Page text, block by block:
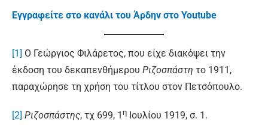
Εγγραφείτε στο κανάλι του Άρδην στο Youtube
[1] Ο Γεώργιος Φιλάρετος, που είχε διακόψει την
έκδοση του δεκαπενθήμερου Ριζοσπάστη το 1911,
παραχώρησε τη χρήση του τίτλου στον Πετσόπουλο.
[2] Ριζοσπάστης, τχ 699, 1 η Ιουλίου 1919, σ. 1.